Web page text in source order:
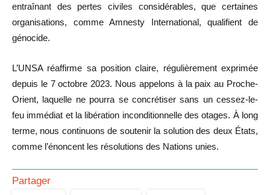
entraînant des pertes civiles considérables, que certaines
organisations, comme Amnesty International, qualifient de
génocide.
L’UNSA réaffirme sa position claire, régulièrement exprimée
depuis le 7 octobre 2023. Nous appelons à la paix au Proche-
Orient, laquelle ne pourra se concrétiser sans un cessez-le-
feu immédiat et la libération inconditionnelle des otages. À long
terme, nous continuons de soutenir la solution des deux États,
comme l’énoncent les résolutions des Nations unies.
Partager